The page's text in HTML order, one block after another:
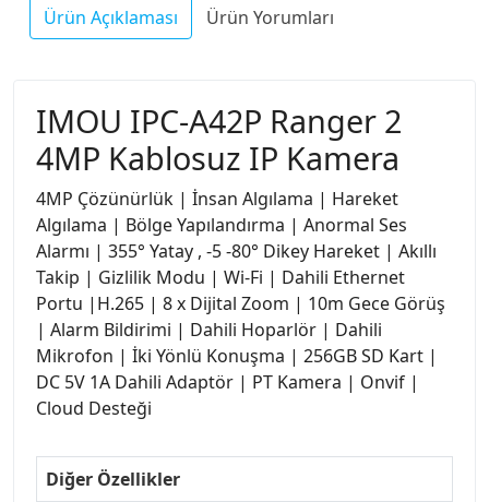
Ürün Açıklaması Ürün Yorumları
IMOU IPC-A42P Ranger 2
4MP Kablosuz IP Kamera
4MP Çözünürlük | İnsan Algılama | Hareket
Algılama | Bölge Yapılandırma | Anormal Ses
Alarmı | 355° Yatay , -5 -80° Dikey Hareket | Akıllı
Takip | Gizlilik Modu | Wi-Fi | Dahili Ethernet
Portu |H.265 | 8 x Dijital Zoom | 10m Gece Görüş
| Alarm Bildirimi | Dahili Hoparlör | Dahili
Mikrofon | İki Yönlü Konuşma | 256GB SD Kart |
DC 5V 1A Dahili Adaptör | PT Kamera | Onvif |
Cloud Desteği
Diğer Özellikler